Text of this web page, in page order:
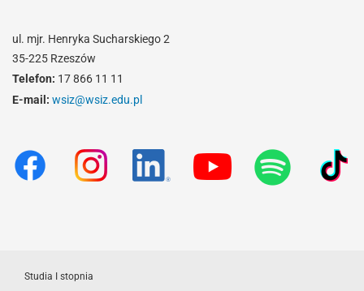
ul. mjr. Henryka Sucharskiego 2
35-225 Rzeszów
Telefon: 17 866 11 11
E-mail: wsiz@wsiz.edu.pl
Studia I stopnia